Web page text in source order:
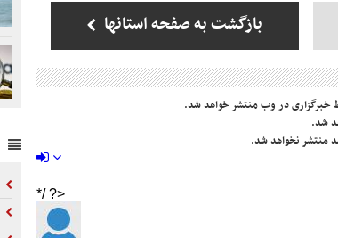
بازگشت به صفحه استانها
خبرگزاری در وب منتشر خواهد شد.
شد.
منتشر نخواهد شد.